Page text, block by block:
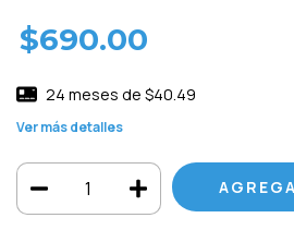
$690.00
24 meses de $40.49
Ver más detalles